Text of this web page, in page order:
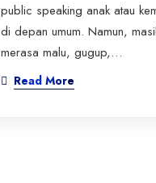
public speaking anak atau
di depan umum. Namun,
merasa malu, gugup,…
Read More